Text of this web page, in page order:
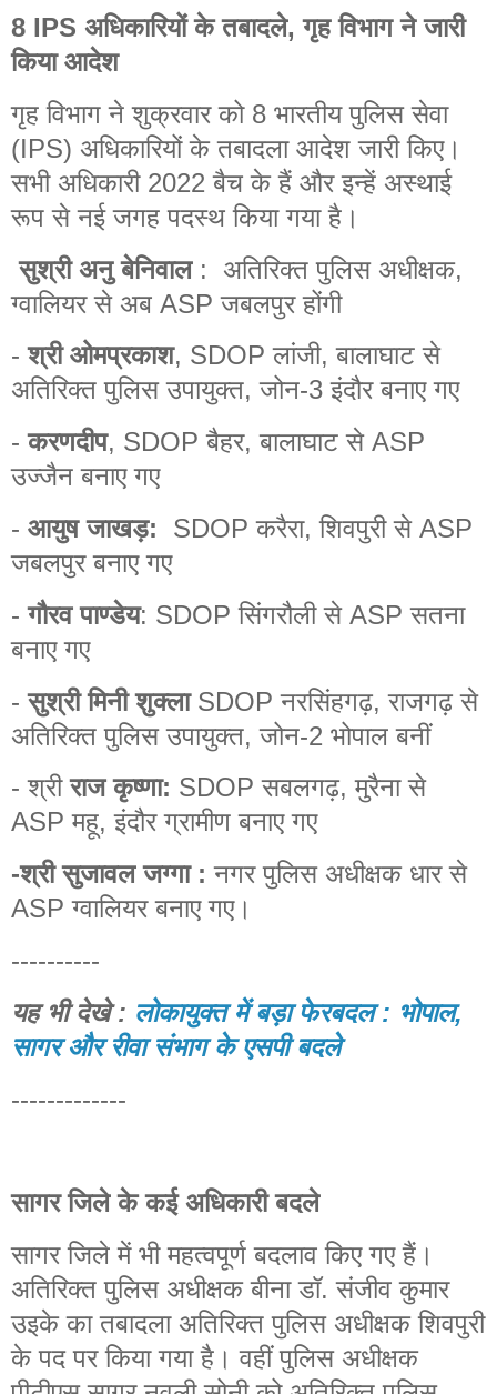
8 IPS अधिकारियों के तबादले, गृह विभाग ने जारी
किया आदेश
गृह विभाग ने शुक्रवार को 8 भारतीय पुलिस सेवा
(IPS) अधिकारियों के तबादला आदेश जारी किए।
सभी अधिकारी 2022 बैच के हैं और इन्हें अस्थाई
रूप से नई जगह पदस्थ किया गया है।
सुश्री अनु बेनिवाल: अतिरिक्त पुलिस अधीक्षक,
ग्वालियर से अब ASP जबलपुर होंगी
-श्री ओमप्रकाश, SDOP लांजी, बालाघाट से
अतिरिक्त पुलिस उपायुक्त, जोन-3 इंदौर बनाए गए
-करणदीप, SDOP बैहर, बालाघाट से ASP
उज्जैन बनाए गए
- आयुष जाखड़:
SDOP करैरा, शिवपुरी से ASP
जबलपुर बनाए गए
- गौरव पाण्डेय: SDOP सिंगरौली से ASP सतना
बनाए गए
-सुश्री मिनी शुक्लाSDOP नरसिंहगढ़, राजगढ़ से
अतिरिक्त पुलिस उपायुक्त, जोन-2 भोपाल बनीं
- श्रीराज कृष्णा: SDOP सबलगढ़, मुरैना से
ASP महू, इंदौर ग्रामीण बनाए गए
-श्री सुजावल जग्गा : नगर पुलिस अधीक्षक धार से
ASP ग्वालियर बनाए गए।
----------
यह भी देखे : लोकायुक्त में बड़ा फेरबदल : भोपाल,
सागर और रीवा संभाग के एसपी बदले
-------------
सागर जिले के कई अधिकारी बदले
सागर जिले में भी महत्वपूर्ण बदलाव किए गए हैं।
अतिरिक्त पुलिस अधीक्षक बीना डॉ. संजीव कुमार
उइके का तबादला अतिरिक्त पुलिस अधीक्षक शिवपुरी
के पद पर किया गया है। वहीं पुलिस अधीक्षक